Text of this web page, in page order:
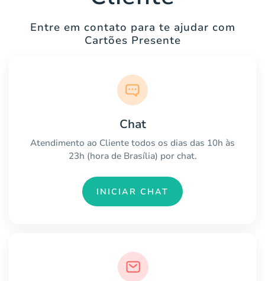
Entre em contato para te ajudar com
Cartões Presente
Chat
Atendimento ao Cliente todos os dias das 10h às
23h (hora de Brasília) por chat.
INICIAR CHAT